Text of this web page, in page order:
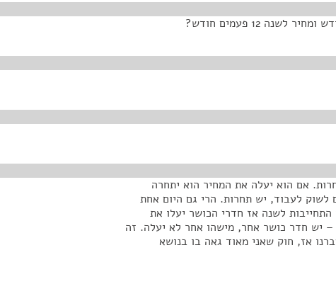
12 פעמים חודש?
אם הוא יעלה את המחיר הוא יתחרה
לשוק לעבוד, יש תחרות. הרי גם היום אחת
התחייבות לשנה אז חדרי הכושר יעלו את
– יש חדר כושר אחר, מישהו אחר לא יעלה. זה
אז, חוק שאני מאוד גאה בו בנושא